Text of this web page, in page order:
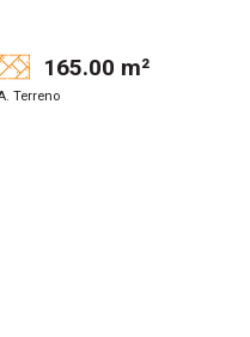
165.00 m²
Terreno